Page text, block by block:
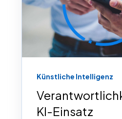
Künstliche Intelligenz
KI-Einsatz